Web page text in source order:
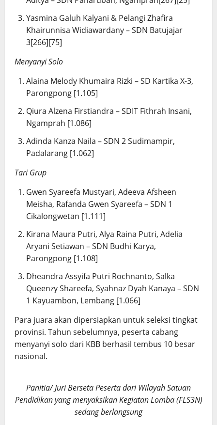
Yasmina Galuh Kalyani & Pelangi Zhafira
Khairunnisa Widiawardany – SDN Batujajar
3[266][75]
Menyanyi Solo
Alaina Melody Khumaira Rizki – SD Kartika X-3,
Parongpong [1.105]
Qiura Alzena Firstiandra – SDIT Fithrah Insani,
Ngamprah [1.086]
Adinda Kanza Naila – SDN 2 Sudimampir,
Padalarang [1.062]
Tari Grup
Gwen Syareefa Mustyari, Adeeva Afsheen
Meisha, Rafanda Gwen Syareefa – SDN 1
Cikalongwetan [1.111]
Kirana Maura Putri, Alya Raina Putri, Adelia
Aryani Setiawan – SDN Budhi Karya,
Parongpong [1.108]
Dheandra Assyifa Putri Rochnanto, Salka
Queenzy Shareefa, Syahnaz Dyah Kanaya – SDN
1 Kayuambon, Lembang [1.066]
Para juara akan dipersiapkan untuk seleksi tingkat
provinsi. Tahun sebelumnya, peserta cabang
menyanyi solo dari KBB berhasil tembus 10 besar
nasional.
Panitia/ Juri Berseta Peserta dari Wilayah Satuan
Pendidikan yang menyaksikan Kegiatan Lomba (FLS3N)
sedang berlangsung